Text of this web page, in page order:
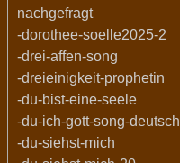
nachgefragt
-dorothee-soelle2025-2
-drei-affen-song
-dreieinigkeit-prophetin
-du-bist-eine-seele
-du-ich-gott-song-deutsch
-du-siehst-mich